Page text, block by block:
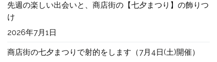
先週の楽しい出会いと、商店街の【七夕まつり】の飾りつ
け
2026年7月1日
商店街の七夕まつりで射的をします（7月4日(土)開催）